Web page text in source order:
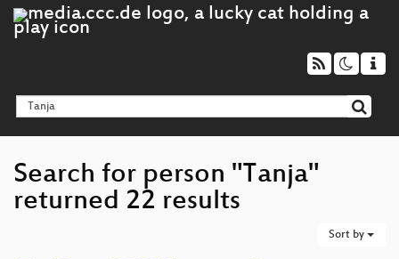
Search for person "Tanja"
returned 22 results
Sort by